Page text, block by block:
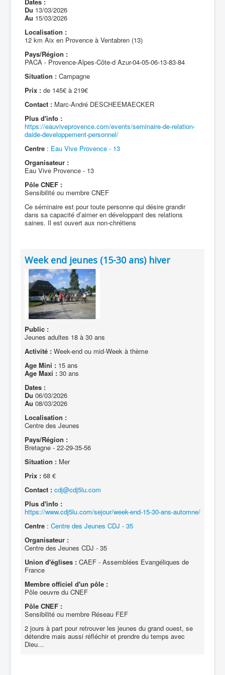
Du 13/03/2026
Au 15/03/2026
Localisation :
12 km Aix en Provence à Ventabren (13)
Pays/Région :
PACA - Provence-Alpes-Côte-d Azur-04-05-06-13-83-84
Situation : Campagne
Prix : de 145€ à 219€
Contact : Marc-André DESCHEEMAECKER
Plus d'info :
https://eauviveprovence.com/events/seminaire-de-relation-
daide-developpement-personnel/
Centre : Eau Vive Provence - 13
Organisateur :
Eau Vive Provence - 13
Pôle CNEF :
Sensibilité ou membre CNEF
Ce séminaire est pour toute personne qui désire grandir
dans sa capacité d’aimer en développant des relations
saines. Il est ouvert aux non-chrétiens
Week end jeunes (15-30 ans) hiver
Public :
Jeunes adultes 18 à 30 ans
Activité : Week-end ou mid-Week à thème
Age Mini : 15 ans
Age Maxi : 30 ans
Dates :
Du 06/03/2026
Au 08/03/2026
Localisation :
Centre des Jeunes
Pays/Région :
Bretagne - 22-29-35-56
Situation : Mer
Prix : 68 €
Contact : cdj@cdj5lu.com
Plus d'info :
https://www.cdj5lu.com/sejour/week-end-15-30-ans-automne/
Centre : Centre des Jeunes CDJ - 35
Organisateur :
Centre des Jeunes CDJ - 35
Union d'églises : CAEF - Assemblées Evangéliques de
France
Membre officiel d'un pôle :
Pôle oeuvre du CNEF
Pôle CNEF :
Sensibilité ou membre Réseau FEF
2 jours à part pour retrouver les jeunes du grand ouest, se
détendre mais aussi réfléchir et prendre du temps avec
Dieu…